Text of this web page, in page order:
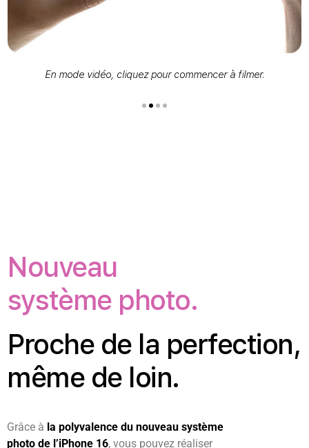
En mode vidéo, cliquez pour commencer à filmer.
Nouveau
système photo.
Proche de la perfection,
même de loin.
Grâce à la polyvalence du nouveau système
photo de l’iPhone 16, vous pouvez réaliser